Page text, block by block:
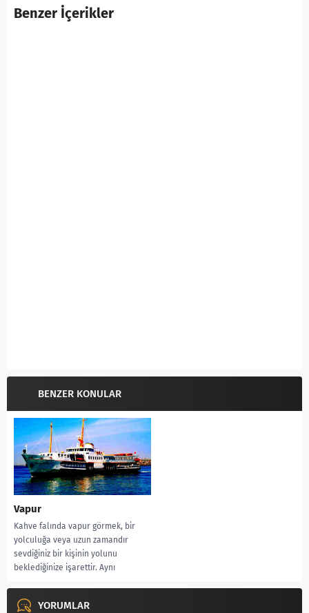
Benzer İçerikler
BENZER KONULAR
Vapur
Kahve falında vapur görmek, bir
yolculuğa veya uzun zamandır
sevdiğiniz bir kişinin yolunu
beklediğinize işarettir. Aynı
YORUMLAR